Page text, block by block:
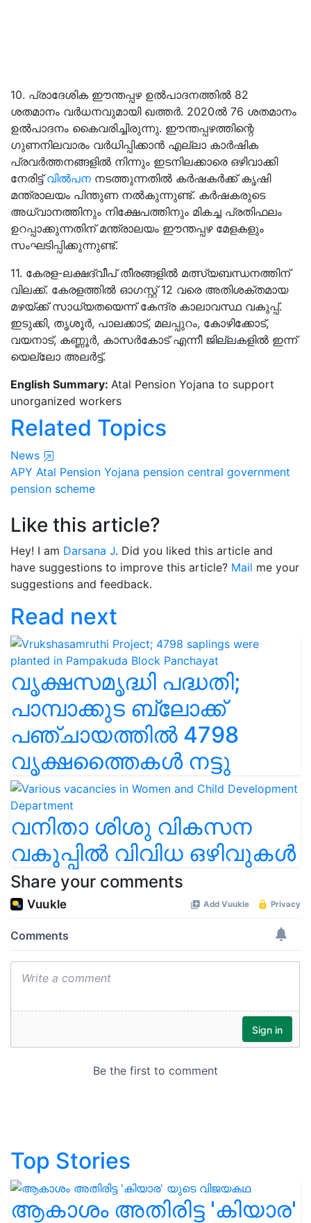
10. പ്രാദേശിക ഈന്തപ്പഴ ഉൽപാദനത്തിൽ 82
ശതമാനം വർധനവുമായി ഖത്തർ. 2020ൽ 76 ശതമാനം
ഉൽപാദനം കൈവരിച്ചിരുന്നു. ഈന്തപ്പഴത്തിന്റെ
ഗുണനിലവാരം വർധിപ്പിക്കാൻ എല്ലാ കാർഷിക
പ്രവർത്തനങ്ങളിൽ നിന്നും ഇടനിലക്കാരെ ഒഴിവാക്കി
നേരിട്ട്വിൽപന നടത്തുന്നതിൽ കർഷകർക്ക് കൃഷി
മന്ത്രാലയം പിന്തുണ നൽകുന്നുണ്ട്. കർഷകരുടെ
അധ്വാനത്തിനും നിക്ഷേപത്തിനും മികച്ച പ്രതിഫലം
ഉറപ്പാക്കുന്നതിന് മന്ത്രാലയം ഈന്തപ്പഴ മേളകളും
സംഘടിപ്പിക്കുന്നുണ്ട്.
11. കേരള-ലക്ഷദ്വീപ് തീരങ്ങളില്‍ മത്സ്യബന്ധനത്തിന്
വിലക്ക്. കേരളത്തിൽ ഓഗസ്റ്റ് 12 വരെ അതിശക്തമായ
മഴയ്ക്ക് സാധ്യതയെന്ന് കേന്ദ്ര കാലാവസ്ഥ വകുപ്പ്.
ഇടുക്കി, തൃശൂർ, പാലക്കാട്, മലപ്പുറം, കോഴിക്കോട്,
വയനാട്, കണ്ണൂർ, കാസർകോട് എന്നീ ജില്ലകളിൽ ഇന്ന്
യെല്ലോ അലർട്ട്.
English Summary: Atal Pension Yojana to support
unorganized workers
Related Topics
News
APY Atal Pension Yojana pension central government
pension scheme
Like this article?
Hey! I am Darsana J. Did you liked this article and
have suggestions to improve this article? Mail me your
suggestions and feedback.
Read next
വൃക്ഷസമൃദ്ധി പദ്ധതി;
പാമ്പാക്കുട ബ്ലോക്ക്
പഞ്ചായത്തിൽ 4798
വൃക്ഷത്തൈകൾ നട്ടു
വനിതാ ശിശു വികസന
വകുപ്പിൽ വിവിധ ഒഴിവുകൾ
Share your comments
Top Stories
ആകാശം അതിരിട്ട 'കിയാര'